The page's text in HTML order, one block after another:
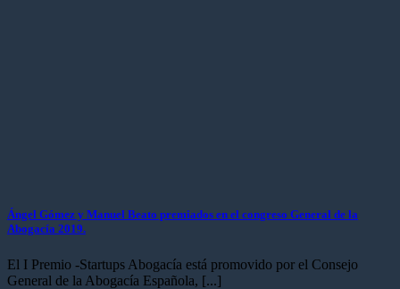
Ángel Gómez y Manuel Beato premiados en el congreso General de la
Abogacía 2019.
El I Premio -Startups Abogacía está promovido por el Consejo
General de la Abogacía Española, [...]